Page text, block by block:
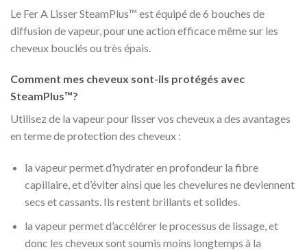
Le Fer A Lisser SteamPlus™ est équipé de 6 bouches de
diffusion de vapeur, pour une action efficace même sur les
cheveux bouclés ou très épais.
Comment mes cheveux sont-ils protégés avec
SteamPlus™?
Utilisez de la vapeur pour lisser vos cheveux a des avantages
en terme de protection des cheveux :
la vapeur permet d’hydrater en profondeur la fibre
capillaire, et d’éviter ainsi que les chevelures ne deviennent
secs et cassants. Ils restent brillants et solides.
la vapeur permet d’accélérer le processus de lissage, et
donc les cheveux sont soumis moins longtemps à la